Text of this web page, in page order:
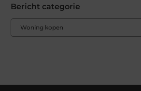
Bericht categorie